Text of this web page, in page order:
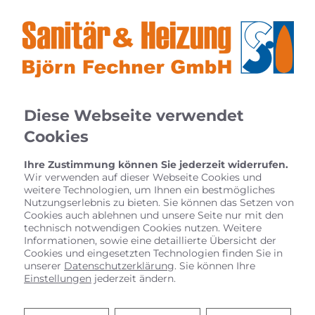
Wand- und
Fußbodenheizung
Diese Webseite verwendet
Cookies
Ihre Zustimmung können Sie jederzeit widerrufen.
Wir verwenden auf dieser Webseite Cookies und
weitere Technologien, um Ihnen ein bestmögliches
Nutzungserlebnis zu bieten. Sie können das Setzen von
Cookies auch ablehnen und unsere Seite nur mit den
technisch notwendigen Cookies nutzen. Weitere
Informationen, sowie eine detaillierte Übersicht der
Cookies und eingesetzten Technologien finden Sie in
unserer Datenschutzerklärung. Sie können Ihre
Einstellungen jederzeit ändern.